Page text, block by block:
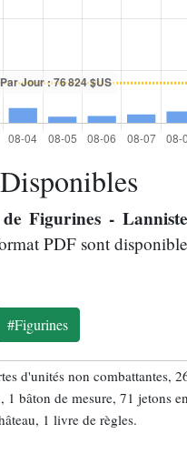
Figurines -
PDF sont
#Figurines
d'unités non combattantes,
bâton de mesure, 71 jetons
1 livre de règles.